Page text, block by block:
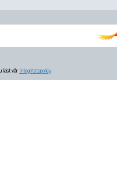
läst vår Integritetspolicy.